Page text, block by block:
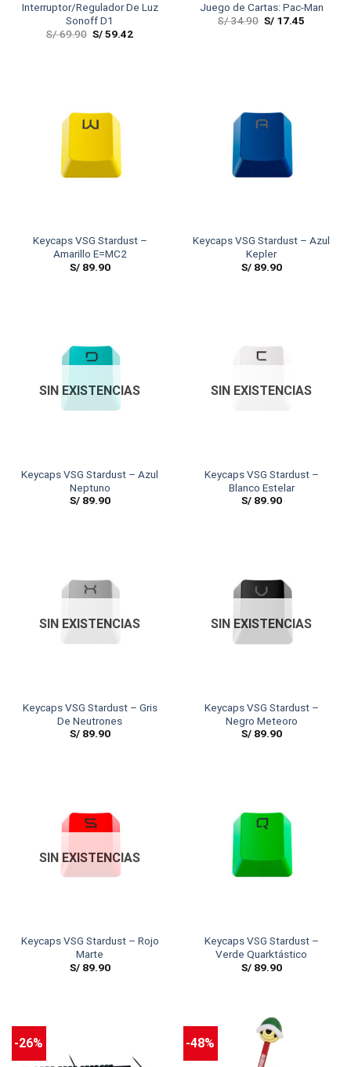
Interruptor/Regulador De Luz
Sonoff D1
S/69.90 S/59.42
Juego de Cartas: Pac-Man
S/34.90 S/ 17.45
Keycaps VSG Stardust –
Amarillo E=MC2
S/89.90
Keycaps VSG Stardust – Azul
Kepler
S/89.90
SIN EXISTENCIAS
Keycaps VSG Stardust – Azul
Neptuno
S/89.90
SIN EXISTENCIAS
Keycaps VSG Stardust –
Blanco Estelar
S/89.90
SIN EXISTENCIAS
Keycaps VSG Stardust – Gris
De Neutrones
S/89.90
SIN EXISTENCIAS
Keycaps VSG Stardust –
Negro Meteoro
S/89.90
SIN EXISTENCIAS
Keycaps VSG Stardust – Rojo
Marte
S/89.90
Keycaps VSG Stardust –
Verde Quarktástico
S/89.90
-26% -48%